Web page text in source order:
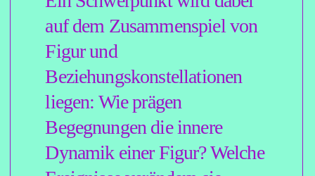
Schreibübungen bieten, um
die Figurenentwicklung auch
nachhaltig anwendbar zu
machen. Am Ende werden Sie
nicht nur die Dynamik Ihrer
Figur genau kennen, sondern
auch einen Textabschnitt Ihres
Romans fundiert entwickelt
haben, der die Veränderung
Ihrer Figur sichtbar macht.